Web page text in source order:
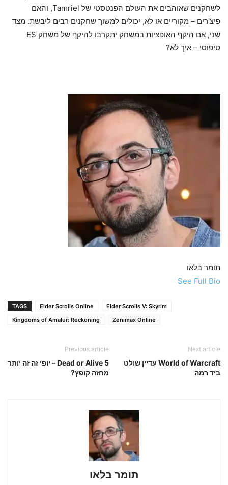
לשחקנים שאוהבים את העולם הפנטסטי של Tamriel, והאם
פיצ'רים – מקוריים או לא, יכולים למשוך שחקנים רבים ליבשת. מצד
שני, אם היקף האופציות במשחק יתקרבו להיקף של משחק ES
טיפוסי – איך לא?
תומר בלאו
See Full Bio
TAGS Elder Scrolls Online
Elder Scrolls V: Skyrim
Kingdoms of Amalur: Reckoning
Zenimax Online
Previous article
Dead or Alive 5 – יופי זה זה יותר
מחזה קופץ?
Next article
World of Warcraft עדיין שולט
ביד רמה
תומר בלאו